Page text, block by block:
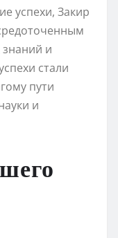
успехи, Закир
и
стали
пути
и